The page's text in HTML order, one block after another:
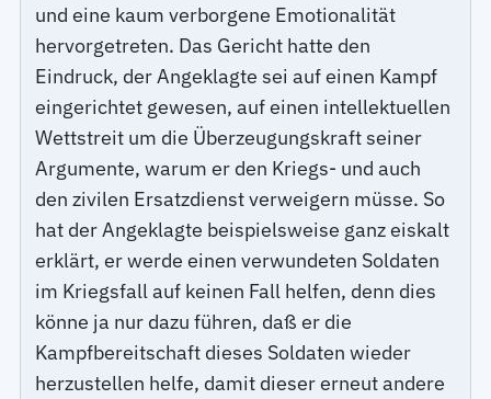
und eine kaum verborgene Emotionalität
hervorgetreten. Das Gericht hatte den
Eindruck, der Angeklagte sei auf einen Kampf
eingerichtet gewesen, auf einen intellektuellen
Wettstreit um die Überzeugungskraft seiner
Argumente, warum er den Kriegs- und auch
den zivilen Ersatzdienst verweigern müsse. So
hat der Angeklagte beispielsweise ganz eiskalt
erklärt, er werde einen verwundeten Soldaten
im Kriegsfall auf keinen Fall helfen, denn dies
könne ja nur dazu führen, daß er die
Kampfbereitschaft dieses Soldaten wieder
herzustellen helfe, damit dieser erneut andere